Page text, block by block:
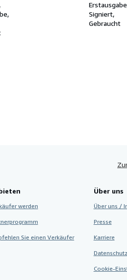
Erstausgabe
Signiert
Gebraucht
werden
Sie einen Verkäufer
Über uns
Über uns /
Presse
Karriere
Cookie-